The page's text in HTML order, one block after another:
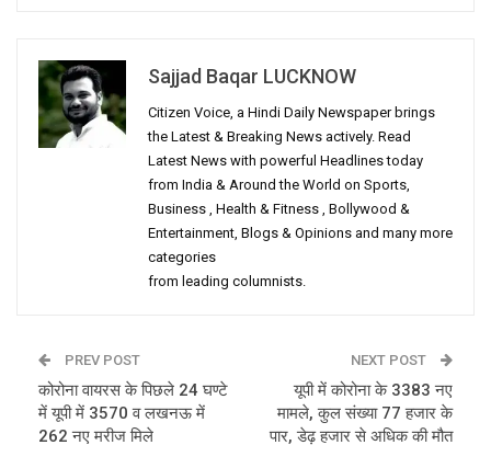
Sajjad Baqar LUCKNOW
Citizen Voice, a Hindi Daily Newspaper brings
the Latest & Breaking News actively. Read
Latest News with powerful Headlines today
from India & Around the World on Sports,
Business , Health & Fitness , Bollywood &
Entertainment, Blogs & Opinions and many more
categories
from leading columnists.
PREV POST
कोरोना वायरस के पिछले 24 घण्टे
में यूपी में 3570 व लखनऊ में
262 नए मरीज मिले
NEXT POST
यूपी में कोरोना के 3383 नए
मामले, कुल संख्या 77 हजार के
पार, डेढ़ हजार से अधिक की मौत